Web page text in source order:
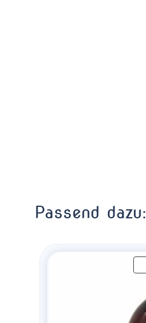
Passend dazu: